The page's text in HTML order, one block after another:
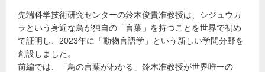
先端科学技術研究センターの鈴木俊貴准教授は、シジュウカ
ラという身近な鳥が独自の「言葉」を持つことを世界で初め
て証明し、2023年に「動物言語学」という新しい学問分野を
創設しました。
前編では、「鳥の言葉がわかる」鈴木准教授が世界唯一の